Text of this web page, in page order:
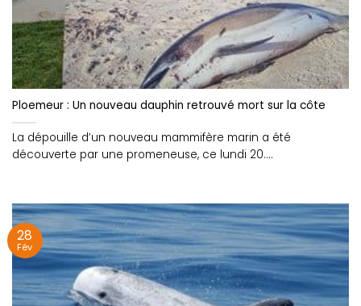
Ploemeur : Un nouveau dauphin retrouvé mort sur la côte
La dépouille d’un nouveau mammifère marin a été
découverte par une promeneuse, ce lundi 20....
28
Fév